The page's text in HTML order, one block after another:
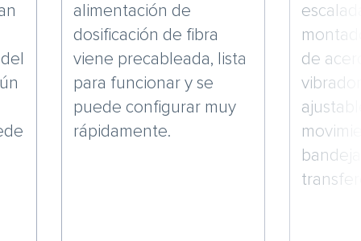
alimentación de
dosificación de fibra
viene precableada, lista
para funcionar y se
puede configurar muy
rápidamente.
de